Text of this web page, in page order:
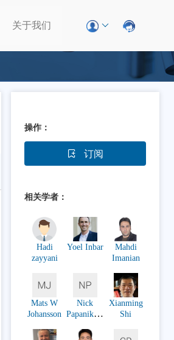
关于我们
操作：
订阅
相关学者：
Hadi
zayyani
Yoel Inbar
Mahdi
Imanian
Mats W
Johansson
Nick
Papanikola
Xianming
Shi